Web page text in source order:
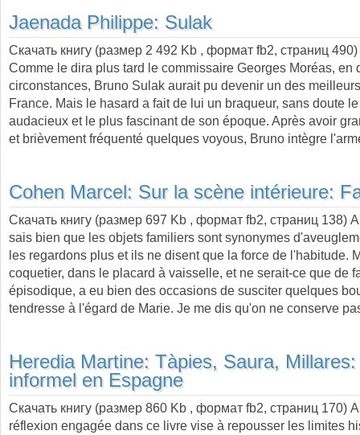
Jaenada Philippe: Sulak
Скачать книгу (размер 2 492 Kb , формат fb2, страниц 490
Comme le dira plus tard le commissaire Georges Moréas, en
circonstances, Bruno Sulak aurait pu devenir un des
France. Mais le hasard a fait de lui un braqueur, sans doute
audacieux et le plus fascinant de son époque. Après avoir
et brièvement fréquenté quelques voyous, Bruno intègre
Cohen Marcel: Sur la scène intérieure:
Скачать книгу (размер 697 Kb , формат fb2, страниц 138)
sais bien que les objets familiers sont synonymes
les regardons plus et ils ne disent que la force de l'habitude.
coquetier, dans le placard à vaisselle, et ne serait-ce que de
épisodique, a eu bien des occasions de susciter quelques
tendresse à l'égard de Marie. Je me dis qu'on ne conserve
Heredia Martine: Tàpies, Saura,
informel en Espagne
Скачать книгу (размер 860 Kb , формат fb2, страниц 170)
réflexion engagée dans ce livre vise à repousser les limites